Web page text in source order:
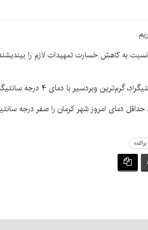
نسبت به کاهش خسارت تمهیدات لازم را
دمای امروز شهر کرمان را صفر درجه